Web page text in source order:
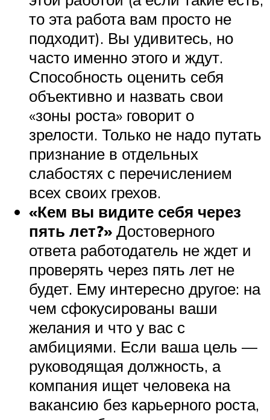
то эта работа вам просто не
подходит). Вы удивитесь, но
часто именно этого и ждут.
Способность оценить себя
объективно и назвать свои
«зоны роста» говорит о
зрелости. Только не надо путать
признание в отдельных
слабостях с перечислением
всех своих грехов.
«Кем вы видите себя через
пять лет?» Достоверного
ответа работодатель не ждет и
проверять через пять лет не
будет. Ему интересно другое: на
чем сфокусированы ваши
желания и что у вас с
амбициями. Если ваша цель —
руководящая должность, а
компания ищет человека на
вакансию без карьерного роста,